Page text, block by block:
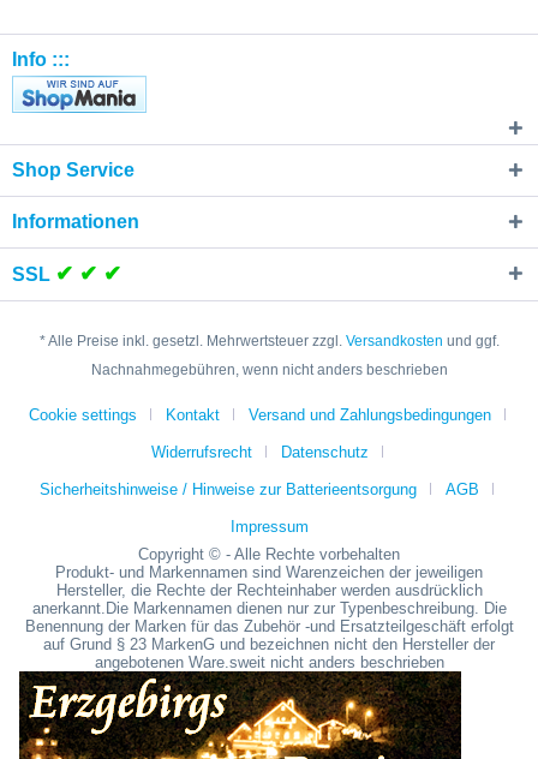
Info :::
Shop Service
Informationen
SSL ✔ ✔ ✔
* Alle Preise inkl. gesetzl. Mehrwertsteuer zzgl. Versandkosten und ggf.
Nachnahmegebühren, wenn nicht anders beschrieben
Cookie settings Kontakt Versand und Zahlungsbedingungen
Widerrufsrecht Datenschutz
Sicherheitshinweise / Hinweise zur Batterieentsorgung AGB
Impressum
Copyright © - Alle Rechte vorbehalten
Produkt- und Markennamen sind Warenzeichen der jeweiligen
Hersteller, die Rechte der Rechteinhaber werden ausdrücklich
anerkannt.Die Markennamen dienen nur zur Typenbeschreibung. Die
Benennung der Marken für das Zubehör -und Ersatzteilgeschäft erfolgt
auf Grund § 23 MarkenG und bezeichnen nicht den Hersteller der
angebotenen Ware.sweit nicht anders beschrieben